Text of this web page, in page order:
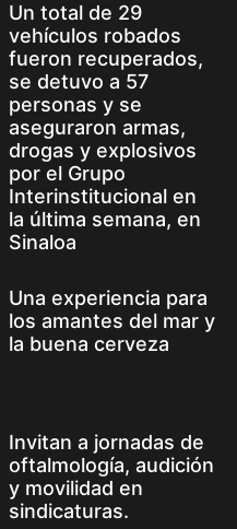
Un total de 29
vehículos robados
fueron recuperados,
se detuvo a 57
personas y se
aseguraron armas,
drogas y explosivos
por el Grupo
Interinstitucional en
la última semana, en
Sinaloa
Una experiencia para
los amantes del mar y
la buena cerveza
Invitan a jornadas de
oftalmología, audición
y movilidad en
sindicaturas.